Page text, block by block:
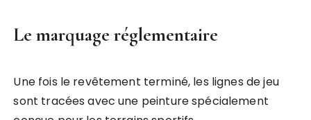
Le marquage réglementaire
Une fois le revêtement terminé, les lignes de jeu
sont tracées avec une peinture spécialement